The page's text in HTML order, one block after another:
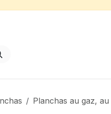
Planchas au gaz,